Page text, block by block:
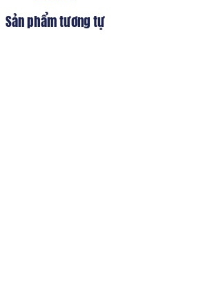
Sản phẩm tương tự